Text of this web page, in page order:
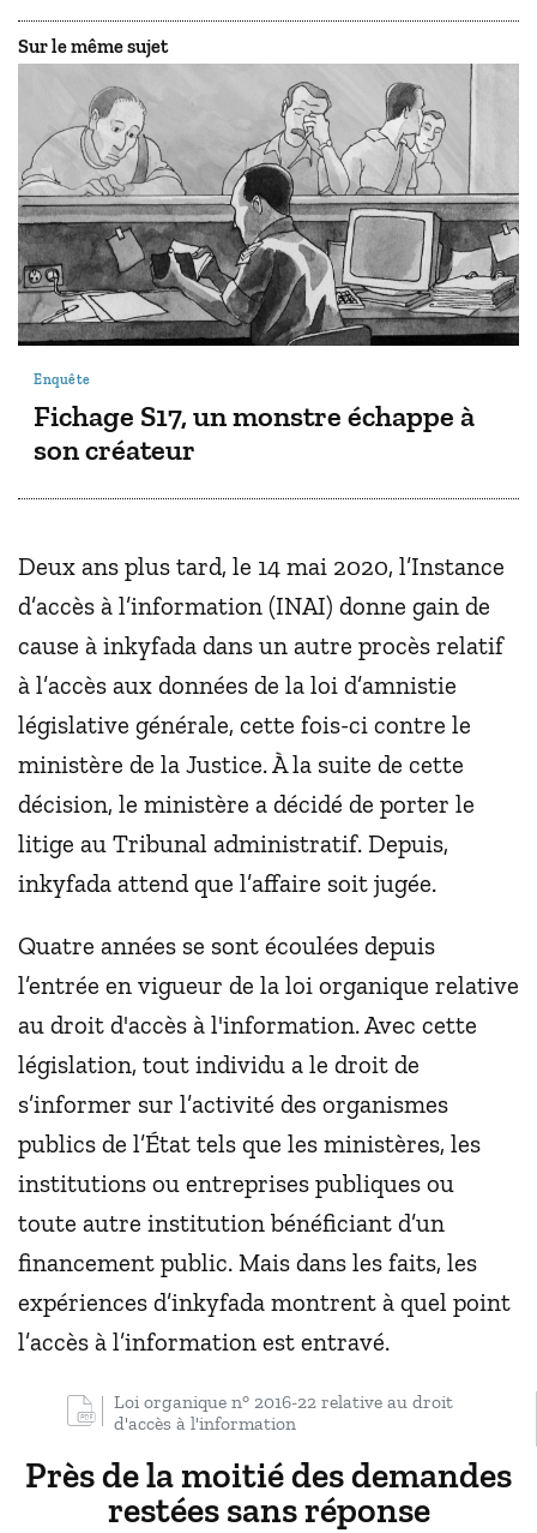
Sur le même sujet
Enquête
Fichage S17, un monstre échappe à
son créateur
Deux ans plus tard, le 14 mai 2020, l’Instance
d’accès à l’information (INAI) donne gain de
cause à inkyfada dans un autre procès relatif
à l’accès aux données de la loi d’amnistie
législative générale, cette fois-ci contre le
ministère de la Justice. À la suite de cette
décision, le ministère a décidé de porter le
litige au Tribunal administratif. Depuis,
inkyfada attend que l’affaire soit jugée.
Quatre années se sont écoulées depuis
l’entrée en vigueur de la loi organique relative
au droit d'accès à l'information. Avec cette
législation, tout individu a le droit de
s’informer sur l’activité des organismes
publics de l’État tels que les ministères, les
institutions ou entreprises publiques ou
toute autre institution bénéficiant d’un
financement public. Mais dans les faits, les
expériences d’inkyfada montrent à quel point
l’accès à l’information est entravé.
Loi organique n° 2016-22 relative au droit
d'accès à l'information
Près de la moitié des demandes
restées sans réponse